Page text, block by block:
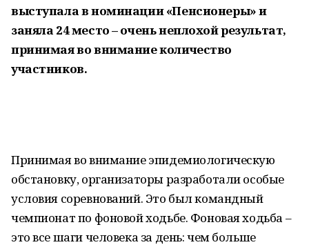
выступала в номинации «Пенсионеры» и
заняла 24 место – очень неплохой результат,
принимая во внимание количество
участников.
Принимая во внимание эпидемиологическую
обстановку, организаторы разработали особые
условия соревнований. Это был командный
чемпионат по фоновой ходьбе. Фоновая ходьба –
это все шаги человека за день: чем больше